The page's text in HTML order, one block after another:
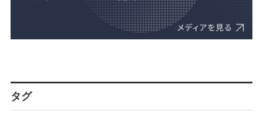
タグ